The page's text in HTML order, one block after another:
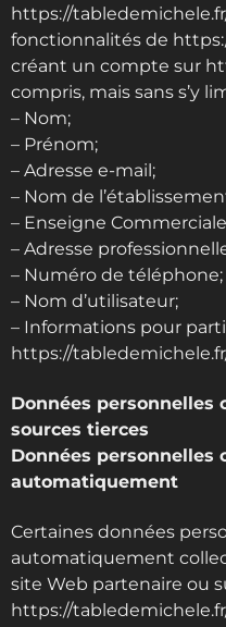
https://
fonctionnalités de
créant un compte sur
compris, mais sans s’y
– Nom;
– Prénom;
– Adresse e-mail;
– Nom de
– Enseigne
– Adresse
– Numéro de téléphone;
– Nom d’utilisateur;
– Informations pour
https://
Données personnelles
sources tierces
Données personnelles
automatiquement
Certaines données
automatiquement
site Web partenaire ou
https://